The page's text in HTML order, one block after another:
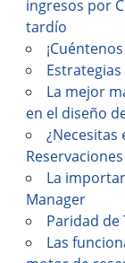
ingresos por
tardío
La mejor
en el diseño
La
Manager
Paridad de
Las